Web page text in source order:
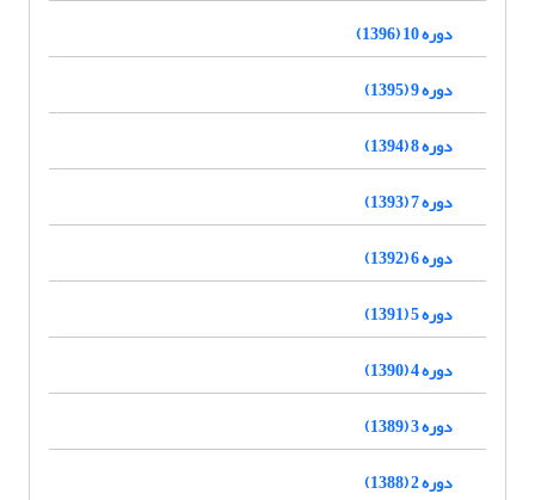
دوره 10 (1396)
دوره 9 (1395)
دوره 8 (1394)
دوره 7 (1393)
دوره 6 (1392)
دوره 5 (1391)
دوره 4 (1390)
دوره 3 (1389)
دوره 2 (1388)